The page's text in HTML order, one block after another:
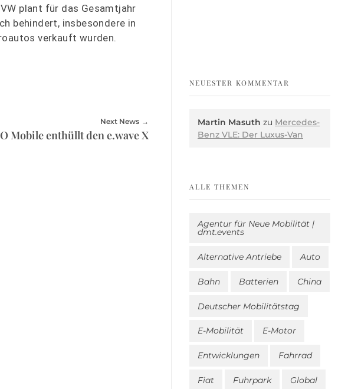
plant für das Gesamtjahr
behindert, insbesondere in
verkauft wurden.
Next News
Mobile enthüllt den e.wave X
NEUESTER KOMMENTAR
Martin Masuth zu Mercedes-
Benz VLE: Der Luxus-Van
ALLE THEMEN
Agentur für Neue Mobilität |
dmt.events
Alternative Antriebe Auto
Bahn Batterien China
Deutscher Mobilitätstag
E-Mobilität E-Motor
Entwicklungen Fahrrad
Fiat Fuhrpark Global